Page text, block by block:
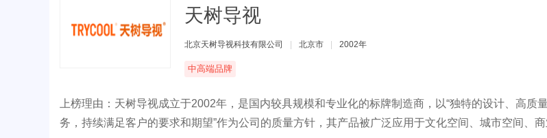
天树导视
北京天树导视科技有限公司 北京市 2002年
中高端品牌
上榜理由：天树导视成立于2002年，是国内较具规模和专业化的标牌制造商，以“独特的设计、高质
务，持续满足客户的要求和期望”作为公司的质量方针，其产品被广泛应用于文化空间、城市空间、